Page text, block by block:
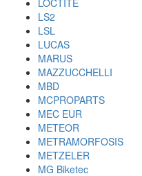
LOCTITE
LS2
LSL
LUCAS
MARUS
MAZZUCCHELLI
MBD
MCPROPARTS
MEC EUR
METEOR
METRAMORFOSIS
METZELER
MG Biketec